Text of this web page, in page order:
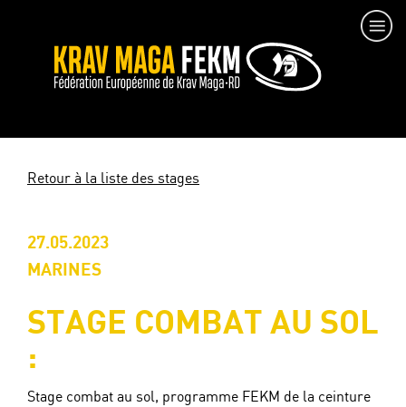
Retour à la liste des stages
27.05.2023
MARINES
STAGE COMBAT AU SOL
:
Stage combat au sol, programme FEKM de la ceinture